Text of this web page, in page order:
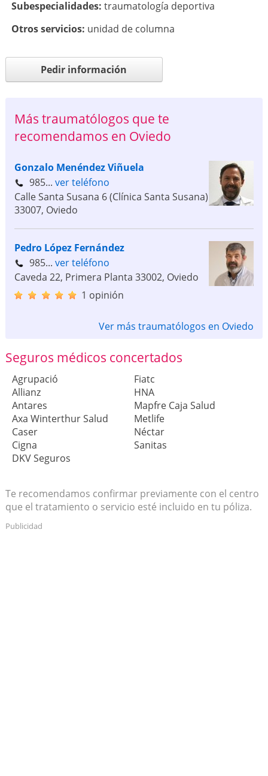
Subespecialidades: traumatología deportiva
Otros servicios: unidad de columna
Pedir información
Más traumatólogos que te
recomendamos en Oviedo
Gonzalo Menéndez Viñuela
985... ver teléfono
Calle Santa Susana 6 (Clínica Santa Susana)
33007, Oviedo
Pedro López Fernández
985... ver teléfono
Caveda 22, Primera Planta 33002, Oviedo
1 opinión
Ver más traumatólogos en Oviedo
Seguros médicos concertados
Agrupació
Allianz
Antares
Axa Winterthur Salud
Caser
Cigna
DKV Seguros
Fiatc
HNA
Mapfre Caja Salud
Metlife
Néctar
Sanitas
Te recomendamos confirmar previamente con el centro
que el tratamiento o servicio esté incluido en tu póliza.
Publicidad